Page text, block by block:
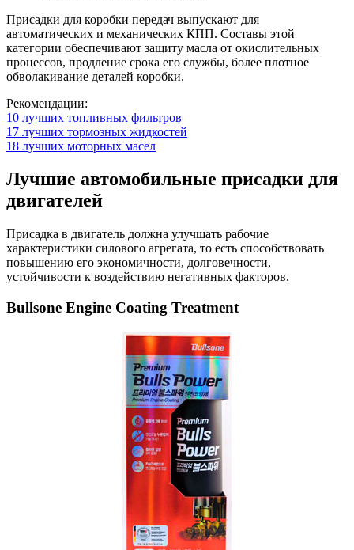
Присадки для коробки передач выпускают для
автоматических и механических КПП. Составы этой
категории обеспечивают защиту масла от окислительных
процессов, продление срока его службы, более плотное
обволакивание деталей коробки.
Рекомендации:
10 лучших топливных фильтров
17 лучших тормозных жидкостей
18 лучших моторных масел
Лучшие автомобильные присадки для
двигателей
Присадка в двигатель должна улучшать рабочие
характеристики силового агрегата, то есть способствовать
повышению его экономичности, долговечности,
устойчивости к воздействию негативных факторов.
Bullsone Engine Coating Treatment